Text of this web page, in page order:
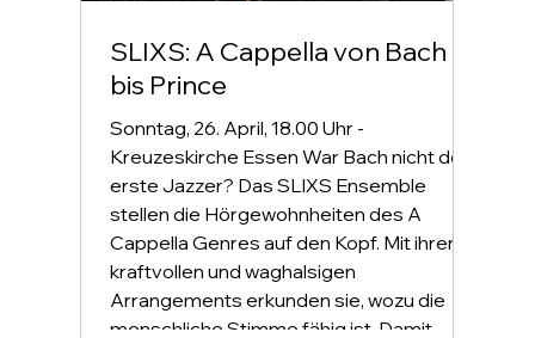
SLIXS: A Cappella von Bach
bis Prince
Sonntag, 26. April, 18.00 Uhr -
Kreuzeskirche Essen War Bach nicht der
erste Jazzer? Das SLIXS Ensemble
stellen die Hörgewohnheiten des A
Cappella Genres auf den Kopf. Mit ihren
kraftvollen und waghalsigen
Arrangements erkunden sie, wozu die
menschliche Stimme fähig ist. Damit